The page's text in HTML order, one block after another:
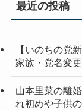
最近の投稿
【いのちの党
家族・党名変
山本里菜の離
れ初めや子供